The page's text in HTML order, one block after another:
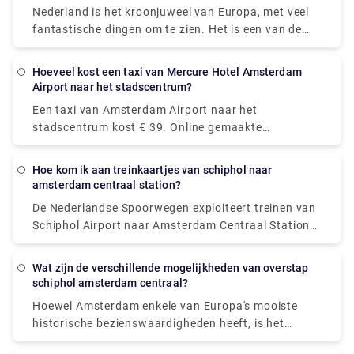
Nederland is het kroonjuweel van Europa, met veel
fantastische dingen om te zien. Het is een van de
meest intrigerende toeristische locaties ter wereld.
alternatief als je de stad voor het eerst bezoekt en
openbaar vervoer. Onze Airport Transfers
Nederland-service omvat huis-aan-huis ophalen en
niet meer met je spullen door de overvolle
taxistandplaats te slepen. U kunt Rydeu-stad-naar-
stad vervoer in Nederland overal en altijd boeken
door gebruik te maken van ons online
Hoeveel kost een taxi van Mercure Hotel Amsterdam
Airport naar het stadscentrum?
Een taxi van Amsterdam Airport naar het
stadscentrum kost € 39. Online gemaakte
reserveringen kunnen tot 55 € kosten. Er kunnen
voor bagage, 's avonds laat rijden en reizen op
Hoe kom ik aan treinkaartjes van schiphol naar
amsterdam centraal station?
De Nederlandse Spoorwegen exploiteert treinen van
Schiphol Airport naar Amsterdam Centraal Station
in gemiddeld 14-17 minuten. Dit alternatief kost
wegwerpkaartjes.
Wat zijn de verschillende mogelijkheden van overstap
schiphol amsterdam centraal?
Hoewel Amsterdam enkele van Europa's mooiste
historische bezienswaardigheden heeft, is het
openbaar vervoersysteem eigentijds en